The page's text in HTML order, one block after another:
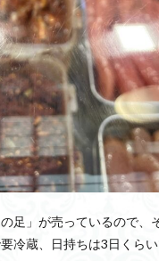
足」が売っているので、
冷蔵、日持ちは3日くら